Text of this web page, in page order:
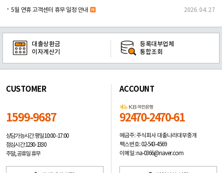
5월 연휴 고객센터 휴무 일정 안내 2026. 04. 27
대출상환금
이자계산기
등록대부업체
통합조회
CUSTOMER
1599-9687
상담가능시간: 평일10:00 -17:00
점심시간: 12:30 - 13:30
주말, 공휴일 휴무
ACCOUNT
92470-2470-61
예금주: 주식회사 대출나라대부중개
팩스번호: 02-543-4569
이메일: na-0366@naver.com